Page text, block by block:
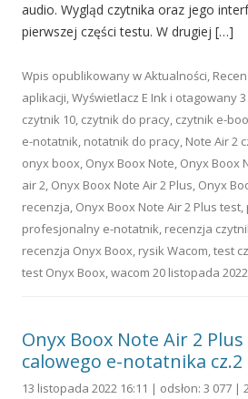
audio. Wygląd czytnika oraz jego
pierwszej części testu. W drugiej […]
Wpis opublikowany wAktualności,
aplikacji,Wyświetlacz E Ink i otagowany
czytnik 10, czytnik do pracy, czytnik e-
e-notatnik, notatnik do pracy, Note Air 2
onyx boox, Onyx Boox Note, Onyx Boox
air 2, Onyx Boox Note Air 2 Plus, Onyx
recenzja, Onyx Boox Note Air 2 Plus test,
profesjonalny e-notatnik, recenzja
recenzja Onyx Boox, rysik Wacom,test
test Onyx Boox,wacom 20 listopada 2022
Onyx Boox Note Air 2
calowego e-notatnika cz.2
13 listopada 2022 16:11 | odsłon: 3 077 |